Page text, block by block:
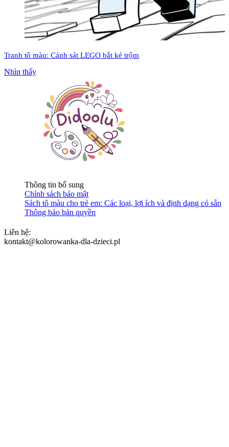
Tranh tô màu: Cảnh sát LEGO bắt kẻ trộm
Nhìn thấy
Thông tin bổ sung
Chính sách bảo mật
Sách tô màu cho trẻ em: Các loại, lợi ích và định dạng có sẵn
Thông báo bản quyền
Liên hệ:
kontakt@kolorowanka-dla-dzieci.pl